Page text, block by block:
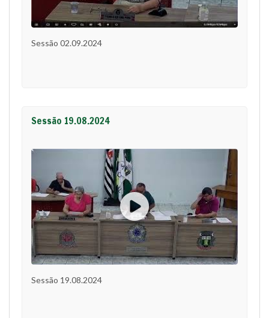
Sessão 02.09.2024
Sessão 19.08.2024
Sessão 19.08.2024